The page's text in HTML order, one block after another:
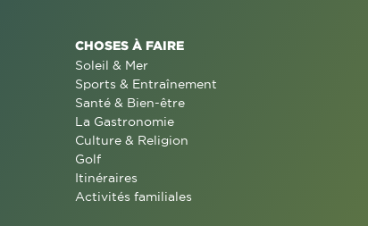
CHOSES À FAIRE
Soleil & Mer
Sports & Entraînement
Santé & Bien-être
La Gastronomie
Culture & Religion
Golf
Itinéraires
Activités familiales